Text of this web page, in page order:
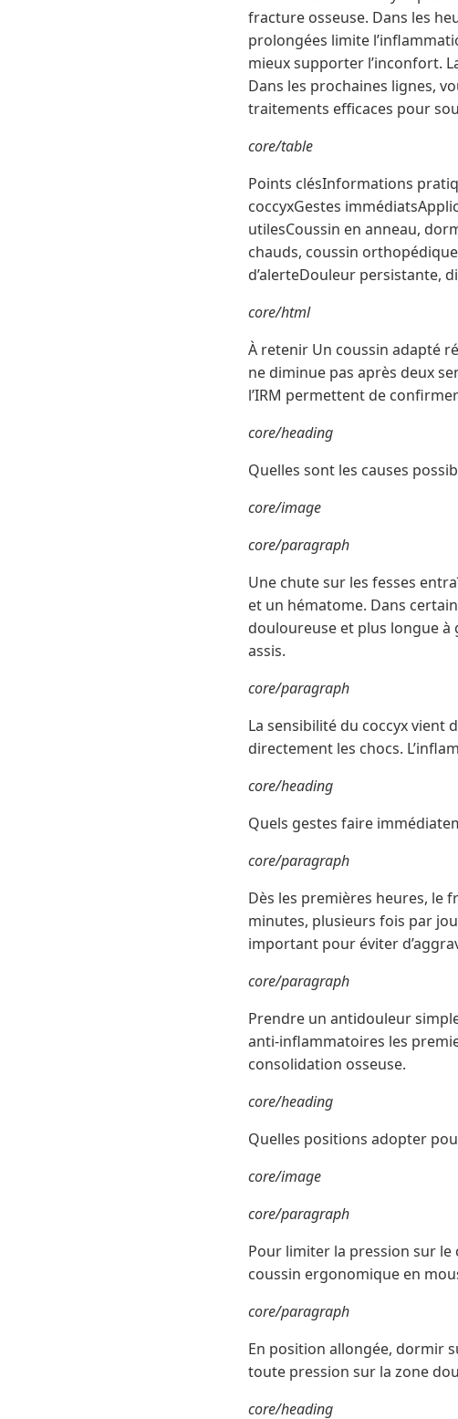
fracture osseuse. Dans les
prolongées limite
mieux supporter l’inconfort.
Dans les prochaines lignes,
traitements efficaces pour
core/table
Points clésInformations
coccyxGestes
utilesCoussin en anneau,
chauds, coussin
d’alerteDouleur persistante,
core/html
À retenir Un coussin adapté
ne diminue pas après deux
l’IRM permettent de
core/heading
Quelles sont les causes
core/image
core/paragraph
Une chute sur les fesses
et un hématome. Dans
douloureuse et plus longue à
assis.
core/paragraph
La sensibilité du coccyx vient
directement les chocs.
core/heading
Quels gestes faire
core/paragraph
Dès les premières heures, le
minutes, plusieurs fois par
important pour éviter
core/paragraph
Prendre un antidouleur
anti-inflammatoires les
consolidation osseuse.
core/heading
Quelles positions adopter
core/image
core/paragraph
Pour limiter la pression sur le
coussin ergonomique en
core/paragraph
En position allongée, dormir
toute pression sur la zone
core/heading